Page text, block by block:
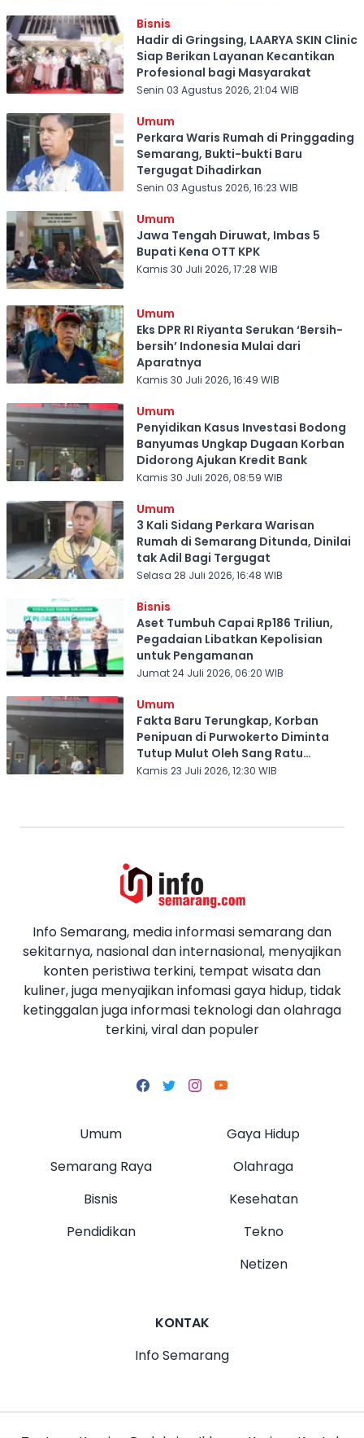
Bisnis
Hadir di Gringsing, LAARYA SKIN Clinic
Siap Berikan Layanan Kecantikan
Profesional bagi Masyarakat
Senin 03 Agustus 2026, 21:04 WIB
Umum
Perkara Waris Rumah di Pringgading
Semarang, Bukti-bukti Baru
Tergugat Dihadirkan
Senin 03 Agustus 2026, 16:23 WIB
Umum
Jawa Tengah Diruwat, Imbas 5
Bupati Kena OTT KPK
Kamis 30 Juli 2026, 17:28 WIB
Umum
Eks DPR RI Riyanta Serukan ‘Bersih-
bersih’ Indonesia Mulai dari
Aparatnya
Kamis 30 Juli 2026, 16:49 WIB
Umum
Penyidikan Kasus Investasi Bodong
Banyumas Ungkap Dugaan Korban
Didorong Ajukan Kredit Bank
Kamis 30 Juli 2026, 08:59 WIB
Umum
3 Kali Sidang Perkara Warisan
Rumah di Semarang Ditunda, Dinilai
tak Adil Bagi Tergugat
Selasa 28 Juli 2026, 16:48 WIB
Bisnis
Aset Tumbuh Capai Rp186 Triliun,
Pegadaian Libatkan Kepolisian
untuk Pengamanan
Jumat 24 Juli 2026, 06:20 WIB
Umum
Fakta Baru Terungkap, Korban
Penipuan di Purwokerto Diminta
Tutup Mulut Oleh Sang Ratu
Investasi Bodong
Kamis 23 Juli 2026, 12:30 WIB
Info Semarang, media informasi semarang dan
sekitarnya, nasional dan internasional, menyajikan
konten peristiwa terkini, tempat wisata dan
kuliner, juga menyajikan infomasi gaya hidup, tidak
ketinggalan juga informasi teknologi dan olahraga
terkini, viral dan populer
Umum
Semarang Raya
Bisnis
Pendidikan
Gaya Hidup
Olahraga
Kesehatan
Tekno
Netizen
KONTAK
Info Semarang